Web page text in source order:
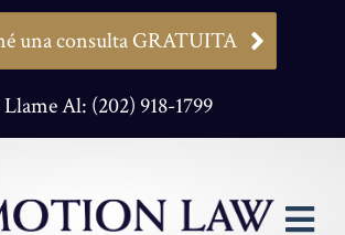
una consulta GRATUITA
Al: (202) 918-1799